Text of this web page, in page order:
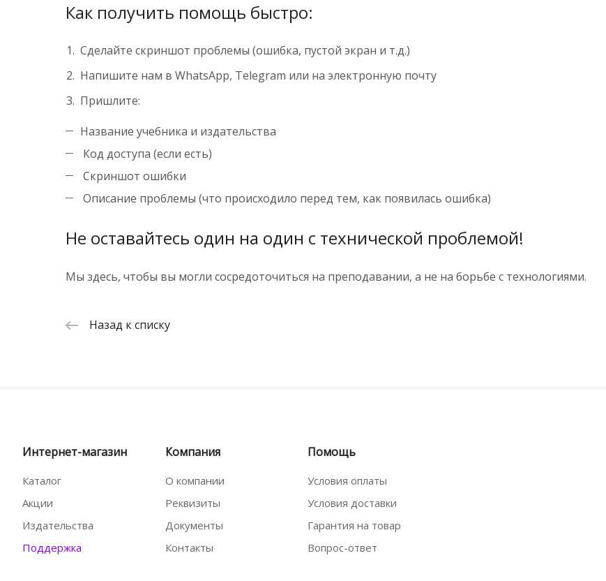
Как получить помощь быстро:
Сделайте скриншот проблемы (ошибка, пустой экран и т.д.)
Напишите нам в WhatsApp, Telegram или на электронную почту
Пришлите:
Название учебника и издательства
Код доступа (если есть)
Скриншот ошибки
Описание проблемы (что происходило перед тем, как появилась ошибка)
Не оставайтесь один на один с технической проблемой!
Мы здесь, чтобы вы могли сосредоточиться на преподавании, а не на борьбе с технологиями.
Назад к списку
Интернет-магазин
Каталог
Акции
Издательства
Поддержка
Компания
О компании
Реквизиты
Документы
Контакты
Помощь
Условия оплаты
Условия доставки
Гарантия на товар
Вопрос-ответ